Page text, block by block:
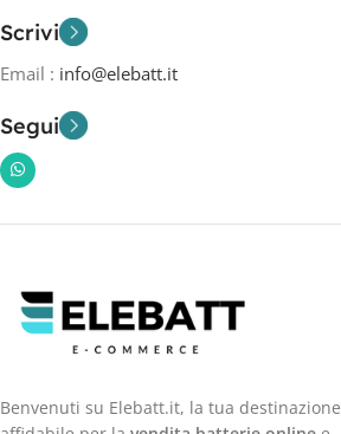
Scrivi
Email : info@elebatt.it
Segui
Benvenuti su Elebatt.it, la tua destinazione